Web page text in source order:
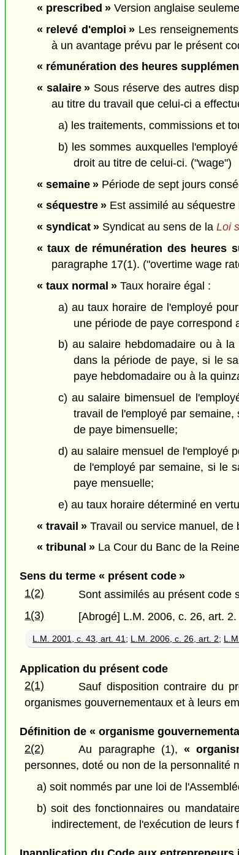
« prescribed »Version anglaise
« relevé d'emploi » Les
à un avantage prévu par le présent
« rémunération des heures
« salaire »Sous réserve des autres
au titre du travail que celui-ci a
a) les traitements, commissions et
b) les sommes auxquelles
droit au titre de celui-ci. ("wage")
« semaine »Période de sept jours
« séquestre »Est assimilé au séquestre
« syndicat »Syndicat au sens de la Loi
« taux de rémunération des heures
paragraphe 17(1). ("overtime wage
« taux normal »Taux horaire égal :
a) au taux horaire de l'employé
une période de paye correspond
b) au salaire hebdomadaire ou à
dans la période de paye, si le
paye hebdomadaire ou à la
c) au salaire bimensuel de
travail de l'employé par
de paye bimensuelle;
d) au salaire mensuel de l'employé
de l'employé par semaine, si le
paye mensuelle;
e) au taux horaire déterminé en
« travail »Travail ou service manuel, de
« tribunal »La Cour du Banc de la
Sens du terme « présent code »
1(2)
Sont assimilés au présent code
1(3)
[Abrogé] L.M. 2006, c. 26, art. 2.
L.M. 2001, c. 43, art. 41 ; L.M. 2006, c. 26, art. 2;
Application du présent code
2(1)
Sauf disposition contraire du
organismes gouvernementaux et à leurs
Définition de « organisme
2(2)
Au paragraphe (1), «
personnes, doté ou non de la personnalité
a) soit nommés par une loi de
b) soit des fonctionnaires ou
indirectement, de l'exécution de leurs